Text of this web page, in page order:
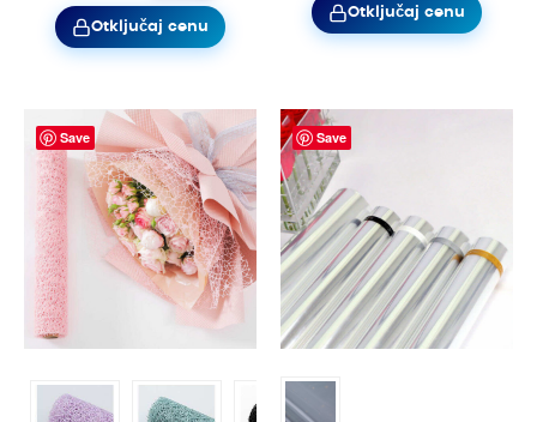
Otključaj cenu
Otključaj cenu
Save Save